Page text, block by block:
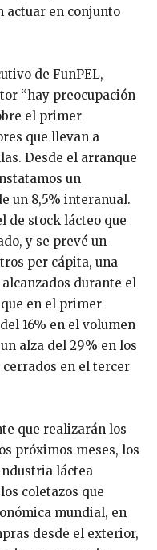
actuar en conjunto
de FunPEL,
“hay preocupación
el primer
que llevan a
Desde el arranque
un
un 8,5% interanual.
de stock lácteo que
y se prevé un
per cápita, una
durante el
en el primer
16% en el volumen
alza del 29% en los
cerrados en el tercer
que realizarán los
próximos meses, los
láctea
coletazos que
mundial, en
desde el exterior,